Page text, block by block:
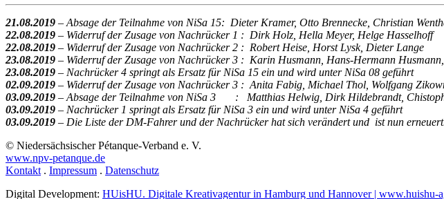
21.08.2019 – Absage der Teilnahme von NiSa 15: Dieter Kramer, Otto Brennecke, Christian
22.08.2019 – Widerruf der Zusage von Nachrücker 1 : Dirk Holz, Hella Meyer, Helge Hasselhoff
22.08.2019 – Widerruf der Zusage von Nachrücker 2 : Robert Heise, Horst Lysk, Dieter Lange
23.08.2019 – Widerruf der Zusage von Nachrücker 3 : Karin Husmann, Hans-Hermann
23.08.2019 – Nachrücker 4 springt als Ersatz für NiSa 15 ein und wird unter NiSa 08 geführt
02.09.2019 – Widerruf der Zusage von Nachrücker 3 : Anita Fabig, Michael Thol, Wolfgang
03.09.2019 – Absage der Teilnahme von NiSa 3 : Matthias Helwig, Dirk Hildebrandt, Chistoph
03.09.2019 – Nachrücker 1 springt als Ersatz für NiSa 3 ein und wird unter NiSa 4 geführt
03.09.2019 – Die Liste der DM-Fahrer und der Nachrücker hat sich verändert und ist nun
© Niedersächsischer Pétanque-Verband e. V.
www.npv-petanque.de
Kontakt . Impressum . Datenschutz
Digital Development: HUisHU. Digitale Kreativagentur in Hamburg und Hannover | www.huishu-